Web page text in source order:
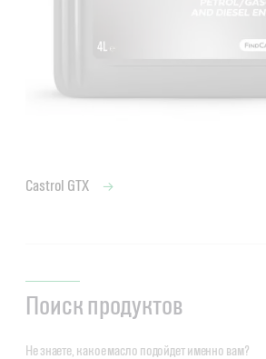
Castrol GTX
Поиск продуктов
Не знаете, какое масло подойдет именно вам?